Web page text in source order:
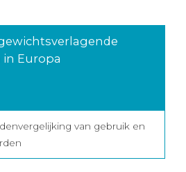
Europa
van gebruik en